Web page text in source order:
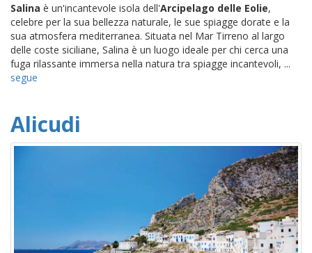
Salina è un'incantevole isola dell'Arcipelago delle Eolie,
celebre per la sua bellezza naturale, le sue spiagge dorate e la
sua atmosfera mediterranea. Situata nel Mar Tirreno al largo
delle coste siciliane, Salina è un luogo ideale per chi cerca una
fuga rilassante immersa nella natura tra spiagge incantevoli, ...
segue
Alicudi